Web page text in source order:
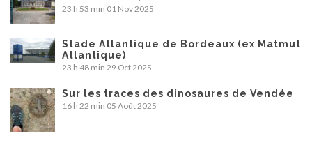
23 h 53 min 01 Nov 2025
Stade Atlantique de Bordeaux (ex Matmut
Atlantique)
23 h 48 min 29 Oct 2025
Sur les traces des dinosaures de Vendée
16 h 22 min 05 Août 2025